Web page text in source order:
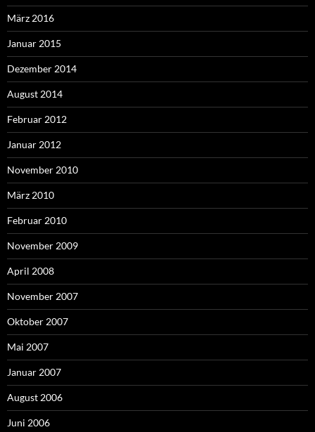
März 2016
Januar 2015
Dezember 2014
August 2014
Februar 2012
Januar 2012
November 2010
März 2010
Februar 2010
November 2009
April 2008
November 2007
Oktober 2007
Mai 2007
Januar 2007
August 2006
Juni 2006